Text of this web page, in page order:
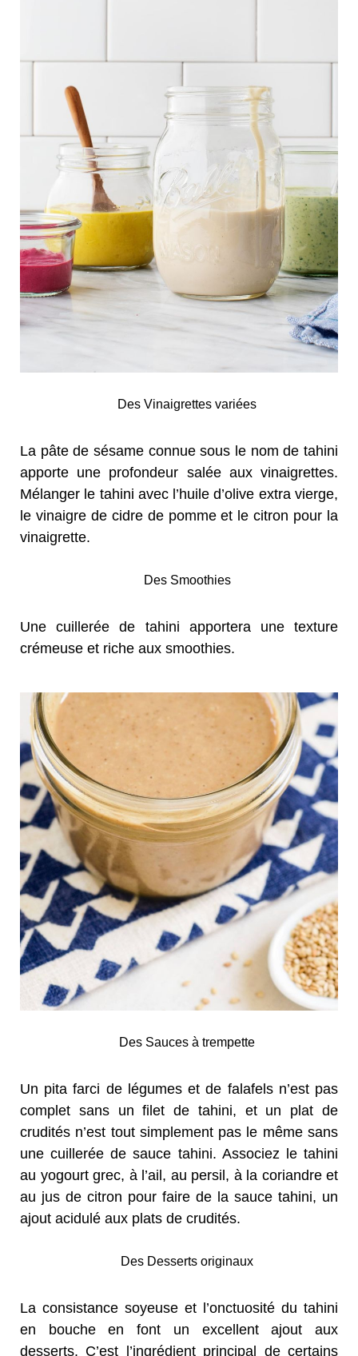
Des Vinaigrettes variées
La pâte de sésame connue sous le nom de tahini
apporte une profondeur salée aux vinaigrettes.
Mélanger le tahini avec l’huile d’olive extra vierge,
le vinaigre de cidre de pomme et le citron pour la
vinaigrette.
Des Smoothies
Une cuillerée de tahini apportera une texture
crémeuse et riche aux smoothies.
Des Sauces à trempette
Un pita farci de légumes et de falafels n’est pas
complet sans un filet de tahini, et un plat de
crudités n’est tout simplement pas le même sans
une cuillerée de sauce tahini. Associez le tahini
au yogourt grec, à l’ail, au persil, à la coriandre et
au jus de citron pour faire de la sauce tahini, un
ajout acidulé aux plats de crudités.
Des Desserts originaux
La consistance soyeuse et l’onctuosité du tahini
en bouche en font un excellent ajout aux
desserts. C’est l’ingrédient principal de certains